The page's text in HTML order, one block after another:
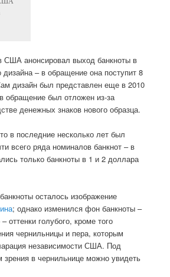
США анонсировал выход банкноты в
дизайна – в обращение она поступит 8
дизайн был представлен еще в 2010
обращение был отложен из-за
денежных знаков нового образца.
в последние несколько лет был
всего ряда номиналов банкнот – в
только банкноты в 1 и 2 доллара
осталось изображение
; однако изменился фон банкноты –
оттенки голубого, кроме того
чернильницы и пера, которым
независимости США. Под
в чернильнице можно увидеть